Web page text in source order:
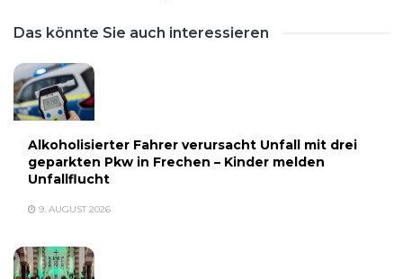
Das könnte Sie auch interessieren
Alkoholisierter Fahrer verursacht Unfall mit drei
geparkten Pkw in Frechen – Kinder melden
Unfallflucht
9. AUGUST 2026